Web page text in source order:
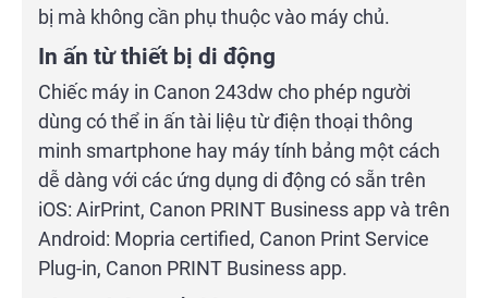
bị mà không cần phụ thuộc vào máy chủ.
In ấn từ thiết bị di động
Chiếc máy in Canon 243dw cho phép người
dùng có thể in ấn tài liệu từ điện thoại thông
minh smartphone hay máy tính bảng một cách
dễ dàng với các ứng dụng di động có sẵn trên
iOS: AirPrint, Canon PRINT Business app và trên
Android: Mopria certified, Canon Print Service
Plug-in, Canon PRINT Business app.